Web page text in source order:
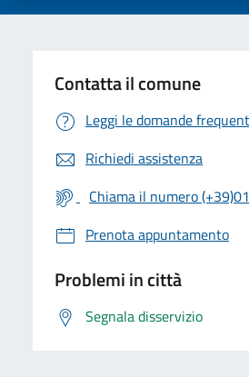
Contatta il comune
Leggi le domande
Richiedi assistenza
Chiama il numero
Prenota appuntamento
Problemi in città
Segnala disservizio